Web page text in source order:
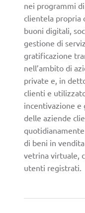
nei programmi
clientela propria
buoni digitali,
gestione di
gratificazione
nell’ambito di
private e, in
clienti e
incentivazione e
delle aziende
di beni in
vetrina virtuale,
utenti registrati.